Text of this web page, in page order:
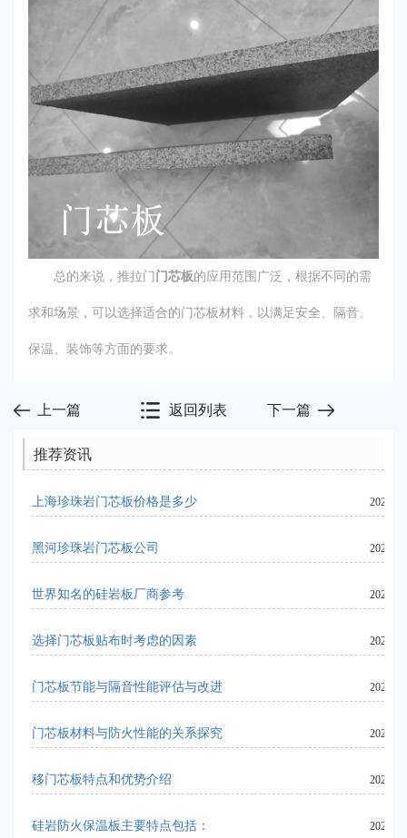
总的来说，推拉门 门芯板的应用范围广泛，根据不同的需
求和场景，可以选择适合的门芯板材料，以满足安全、隔音、
保温、装饰等方面的要求。
上一篇 返回列表 下一篇
推荐资讯
上海珍珠岩门芯板价格是多少 2024-
黑河珍珠岩门芯板公司 2024-
世界知名的硅岩板厂商参考 2023-
选择门芯板贴布时考虑的因素 2023-
门芯板节能与隔音性能评估与改进 2024-
门芯板材料与防火性能的关系探究 2024-
移门芯板特点和优势介绍 2023-
硅岩防火保温板主要特点包括： 2023-